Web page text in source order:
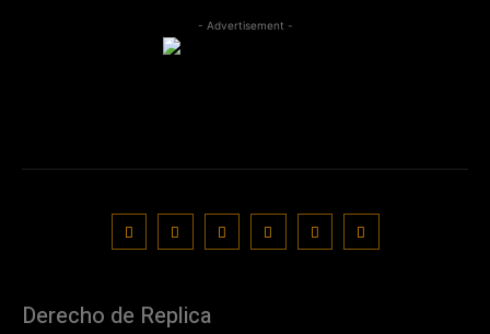
- Advertisement -
Derecho de Replica